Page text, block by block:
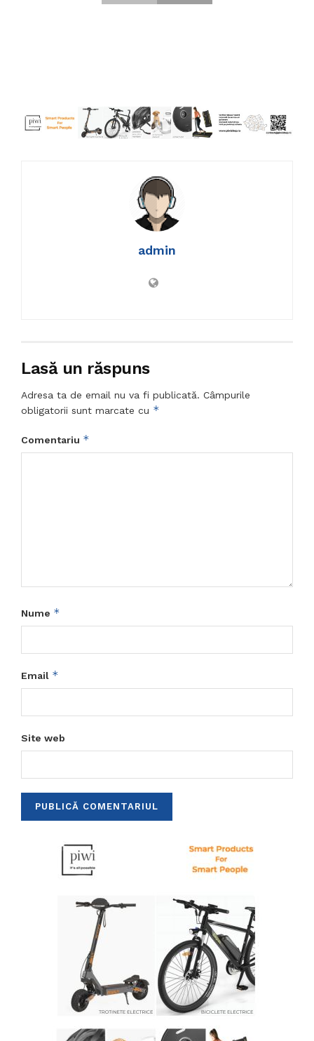
admin
Lasă un răspuns
Adresa ta de email nu va fi publicată. Câmpurile
obligatorii sunt marcate cu *
Comentariu *
Nume *
Email *
Site web